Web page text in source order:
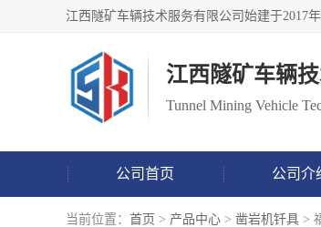
江西隧矿车辆
Tunnel Mining Vehicle
公司首页 公司介
当前位置： 首页 > 产品中心 > 凿岩机钎具 >